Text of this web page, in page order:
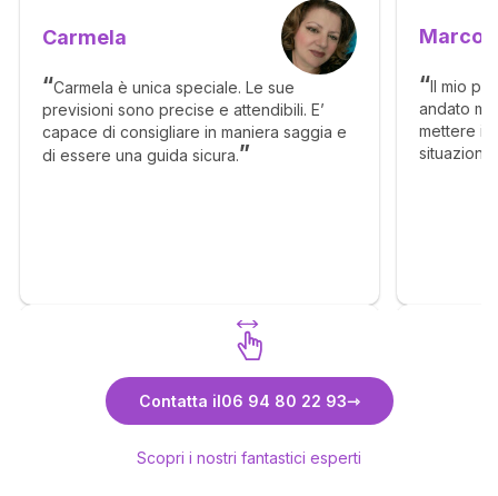
Carmela
Carmela è unica speciale. Le sue
previsioni sono precise e attendibili. E’
capace di consigliare in maniera saggia e
di essere una guida sicura.
Marco
Il mio
andato
mettere in
Contatta il06 94 80 22 93
Scopri i nostri fantastici esperti